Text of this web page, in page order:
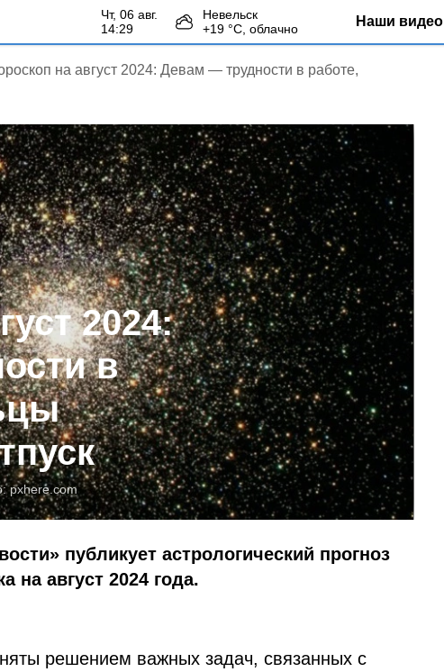
чт, 06 авг.
14:29
Невельск
+19 °С, облачно Наши видео
на август 2024: Девам — трудности в работе,
2024:
в
pxhere.com
публикует астрологический прогноз
на август 2024 года.
решением важных задач, связанных с